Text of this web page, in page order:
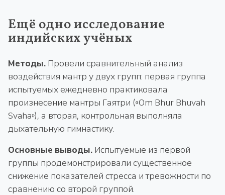
Ещё одно исследование
индийских учёных
Методы. Провели сравнительный анализ
воздействия мантр у двух групп: первая группа
испытуемых ежедневно практиковала
произнесение мантры Гаятри («Om Bhur Bhuvah
Svaha»), а вторая, контрольная выполняла
дыхательную гимнастику.
Основные выводы. Испытуемые из первой
группы продемонстрировали существенное
снижение показателей стресса и тревожности по
сравнению со второй группой.